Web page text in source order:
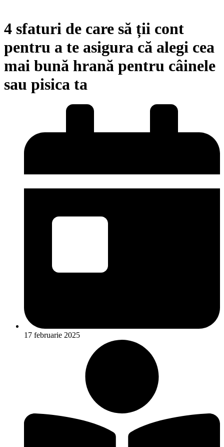
4 sfaturi de care să ții cont
pentru a te asigura că alegi cea
mai bună hrană pentru câinele
sau pisica ta
17 februarie 2025